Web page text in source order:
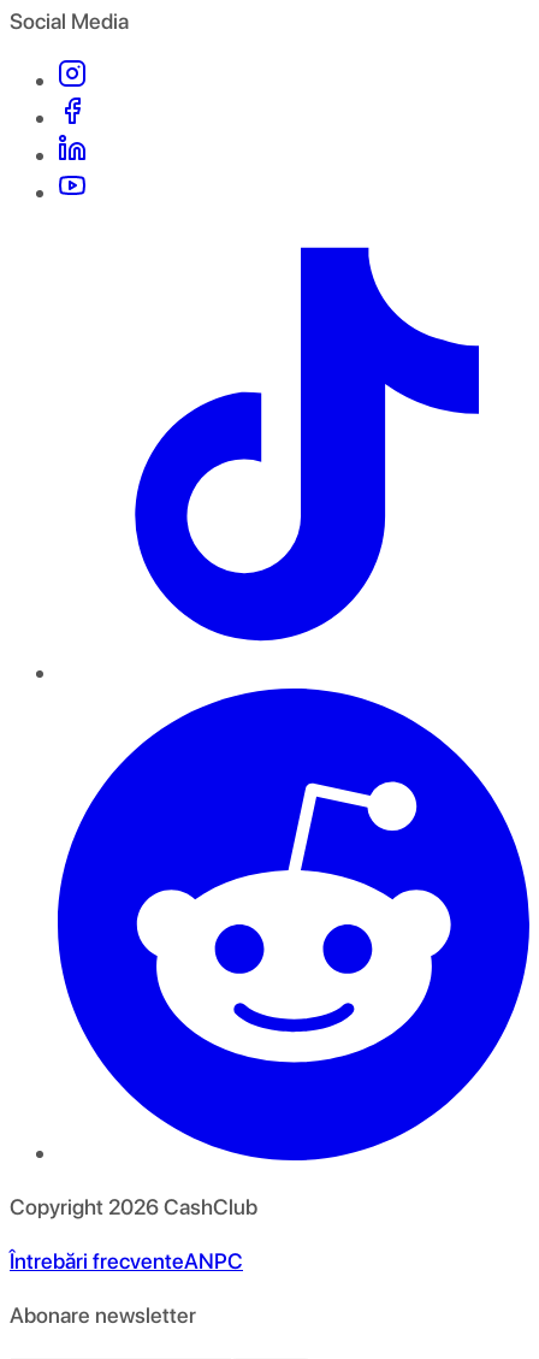
Social Media
Copyright 2026CashClub
Întrebări frecventeANPC
Abonare newsletter